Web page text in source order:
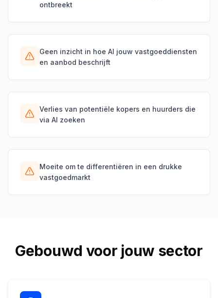
ontbreekt
Geen inzicht in hoe AI jouw vastgoeddiensten
en aanbod beschrijft
Verlies van potentiële kopers en huurders die
via AI zoeken
Moeite om te differentiëren in een drukke
vastgoedmarkt
Gebouwd voor jouw sector